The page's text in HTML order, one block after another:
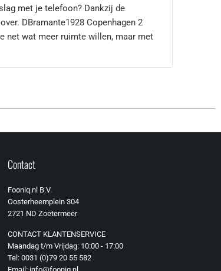
met je telefoon? Dankzij de
DBramante1928 Copenhagen 2
net wat meer ruimte willen, maar met
Contact
Fooniq.nl B.V.
Oosterheemplein 304
2721 ND Zoetermeer
CONTACT KLANTENSERVICE
Maandag t/m Vrijdag: 10:00 - 17:00
Tel: 0031 (0)79 20 55 582